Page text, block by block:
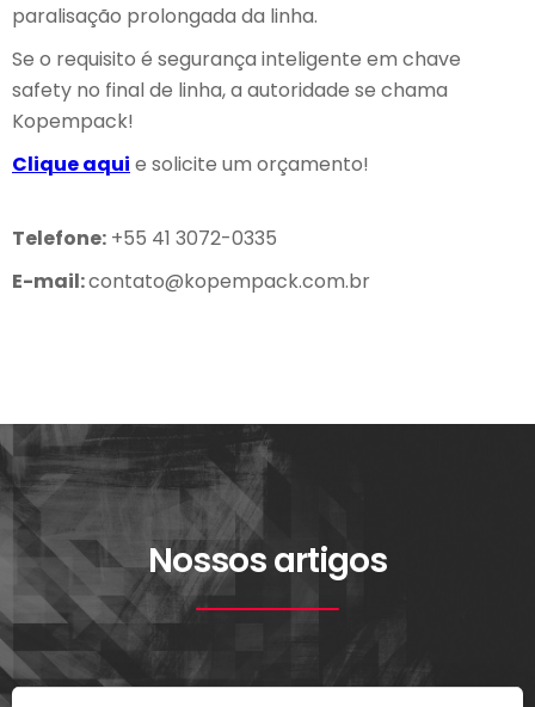
paralisação prolongada da linha.
Se o requisito é segurança inteligente em chave
safety no final de linha, a autoridade se chama
Kopempack!
Clique aqui e solicite um orçamento!
Telefone: +55 41 3072-0335
E-mail:contato@kopempack.com.br
Nossos artigos